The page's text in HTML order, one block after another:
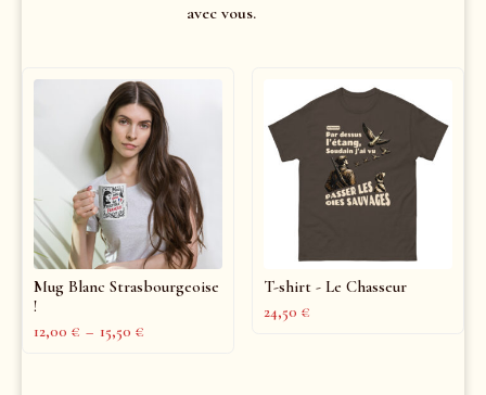
avec vous.
Mug Blanc Strasbourgeoise
!
12,00 € – 15,50 €
T-shirt - Le Chasseur
24,50 €